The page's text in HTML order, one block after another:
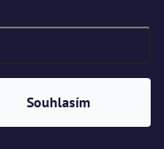
Souhlasím